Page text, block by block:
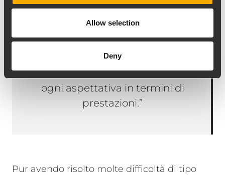
Allow selection
Deny
system designer di RCF USA.
"L’estetica si fonde
perfettamente con la struttura
e siamo felici di aver superato
ogni aspettativa in termini di
prestazioni.”
Pur avendo risolto molte difficoltà di tipo